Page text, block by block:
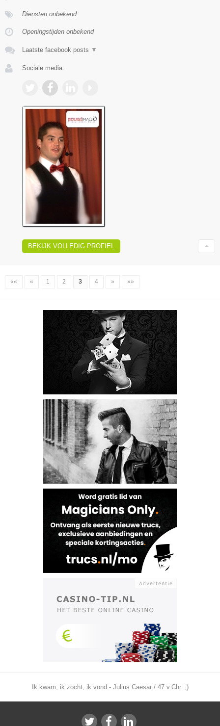
Diensten onbekend
Openingstijden onbekend
Laatste facebook posts ▼
Sociale media:
BEKIJK VOLLEDIG PROFIEL
«« « 1 2 3 4 » »»
Ik kwam, ik zocht, ik vond - Julius Caesar / 47 v.Chr. ;)